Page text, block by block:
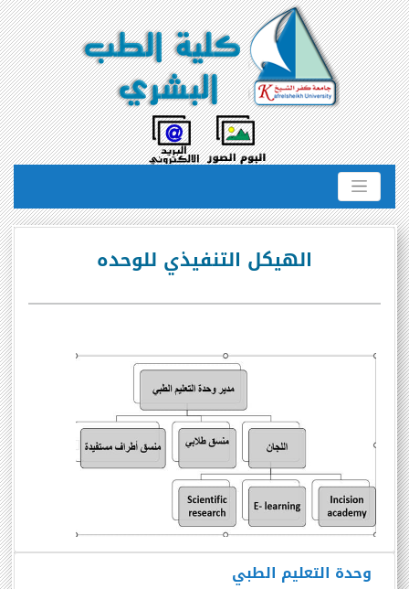
وحدة التعليم الطبي
الهيكل التنفيذي للوحده